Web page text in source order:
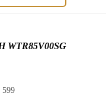
MÁY SẤY
nghệ Autodry tải trọng tới
WTR85V00SG
599